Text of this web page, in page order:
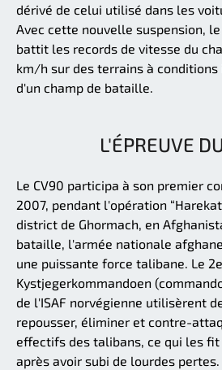
dérivé de celui utilisé dans les
Avec cette nouvelle suspension,
battit les records de vitesse du
km/h sur des terrains à
d'un champ de bataille.
L'ÉPREUVE
Le CV90 participa à son premier
2007, pendant l'opération
district de Ghormach, en
bataille, l'armée nationale
une puissante force talibane. Le
Kystjegerkommandoen
de l'ISAF norvégienne utilisèrent
repousser, éliminer et contre-
effectifs des talibans, ce qui les
après avoir subi de lourdes